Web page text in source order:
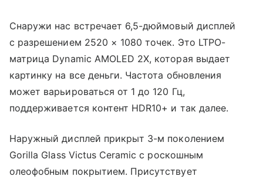
Снаружи нас встречает 6,5-дюймовый дисплей
с разрешением 2520 × 1080 точек. Это LTPO-
матрица Dynamic AMOLED 2X, которая выдает
картинку на все деньги. Частота обновления
может варьироваться от 1 до 120 Гц,
поддерживается контент HDR10+ и так далее.
Наружный дисплей прикрыт 3-м поколением
Gorilla Glass Victus Ceramic с роскошным
олеофобным покрытием. Присутствует